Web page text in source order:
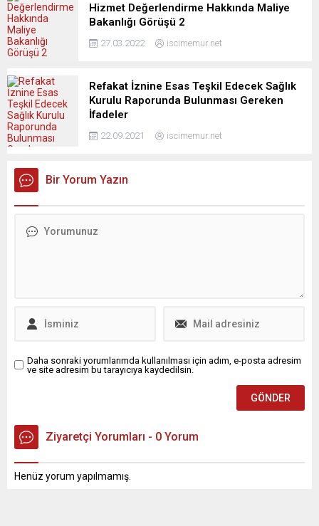
Hizmet Değerlendirme Hakkında Maliye
Bakanlığı Görüşü 2
27.03.2022 iscimemur.net
Refakat İznine Esas Teşkil Edecek Sağlık
Kurulu Raporunda Bulunması Gereken
İfadeler
22.09.2021 iscimemur.net
Bir Yorum Yazın
Daha sonraki yorumlarımda kullanılması için adım, e-posta adresim
ve site adresim bu tarayıcıya kaydedilsin.
Ziyaretçi Yorumları - 0 Yorum
Henüz yorum yapılmamış.